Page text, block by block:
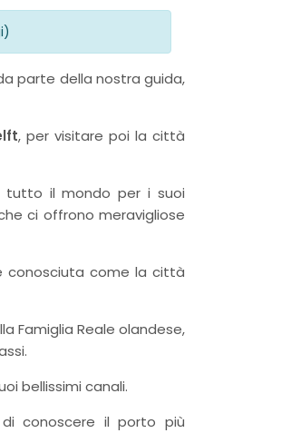
parte della nostra guida,
, per visitare poi la città
tutto il mondo per i suoi
ci offrono meravigliose
conosciuta come la città
Famiglia Reale olandese,
bellissimi canali.
di conoscere il porto più